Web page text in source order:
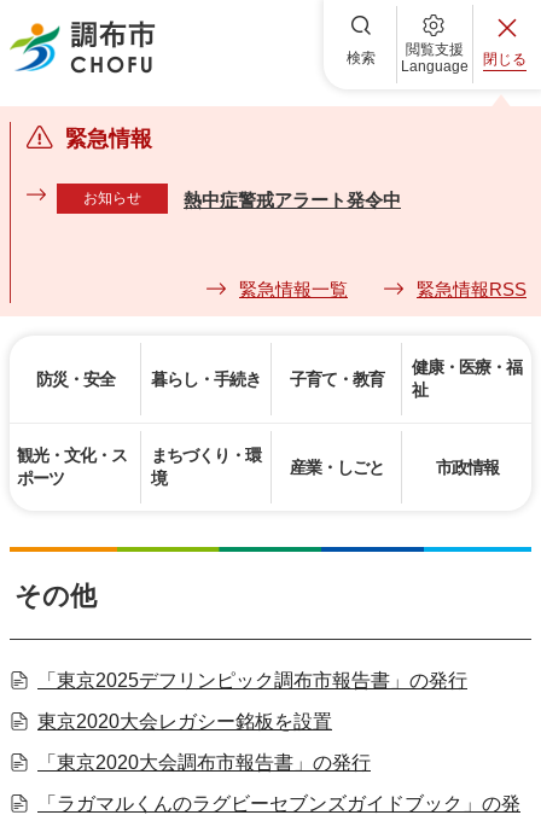
調布市 検索
閲覧支援
Language
閉じる
緊急情報
お知らせ 熱中症警戒アラート発令中
緊急情報一覧 緊急情報RSS
防災・安全 暮らし・手続き 子育て・教育
健康・医療・福
祉
観光・文化・ス
ポーツ
まちづくり・環
境
産業・しごと 市政情報
その他
「東京2025デフリンピック調布市報告書」の発行
東京2020大会レガシー銘板を設置
「東京2020大会調布市報告書」の発行
「ラガマルくんのラグビーセブンズガイドブック」の発